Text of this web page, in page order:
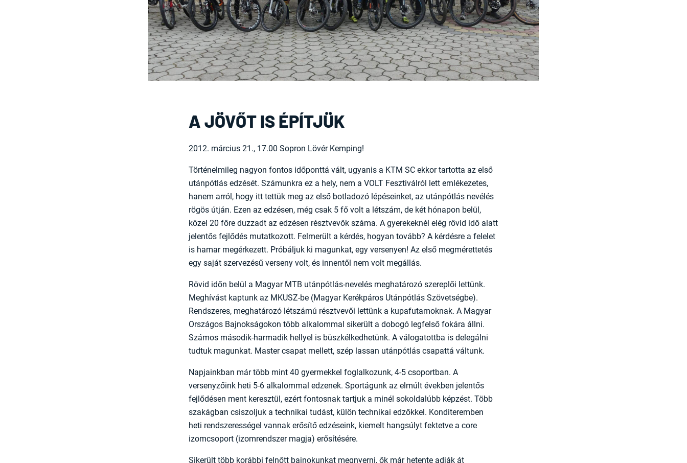
A JÖVŐT IS ÉPÍTJÜK
2012. március 21., 17.00 Sopron Lövér Kemping!
Történelmileg nagyon fontos időponttá vált, ugyanis a KTM SC ekkor tartotta az első
utánpótlás edzését. Számunkra ez a hely, nem a VOLT Fesztiválról lett emlékezetes,
hanem arról, hogy itt tettük meg az első botladozó lépéseinket, az utánpótlás nevélés
rögös útján. Ezen az edzésen, még csak 5 fő volt a létszám, de két hónapon belül,
közel 20 főre duzzadt az edzésen résztvevők száma. A gyerekeknél elég rövid idő alatt
jelentős fejlődés mutatkozott. Felmerült a kérdés, hogyan tovább? A kérdésre a felelet
is hamar megérkezett. Próbáljuk ki magunkat, egy versenyen! Az első megmérettetés
egy saját szervezésű verseny volt, és innentől nem volt megállás.
Rövid időn belül a Magyar MTB utánpótlás-nevelés meghatározó szereplői lettünk.
Meghívást kaptunk az MKUSZ-be (Magyar Kerékpáros Utánpótlás Szövetségbe).
Rendszeres, meghatározó létszámú résztvevői lettünk a kupafutamoknak. A Magyar
Országos Bajnokságokon több alkalommal sikerült a dobogó legfelső fokára állni.
Számos második-harmadik hellyel is büszkélkedhetünk. A válogatottba is delegálni
tudtuk magunkat. Master csapat mellett, szép lassan utánpótlás csapattá váltunk.
Napjainkban már több mint 40 gyermekkel foglalkozunk, 4-5 csoportban. A
versenyzőink heti 5-6 alkalommal edzenek. Sportágunk az elmúlt években jelentős
fejlődésen ment keresztül, ezért fontosnak tartjuk a minél sokoldalúbb képzést. Több
szakágban csiszoljuk a technikai tudást, külön technikai edzőkkel. Konditeremben
heti rendszerességel vannak erősítő edzéseink, kiemelt hangsúlyt fektetve a core
izomcsoport (izomrendszer magja) erősítésére.
Sikerült több korábbi felnőtt bajnokunkat megnyerni, ők már hetente adják át